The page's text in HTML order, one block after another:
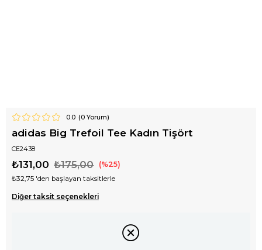
0.0 (0Yorum)
adidas Big Trefoil Tee Kadın Tişört
CE2438
₺175,00
₺131,00 25
₺32,75 'den başlayan taksitlerle
Diğer taksit seçenekleri